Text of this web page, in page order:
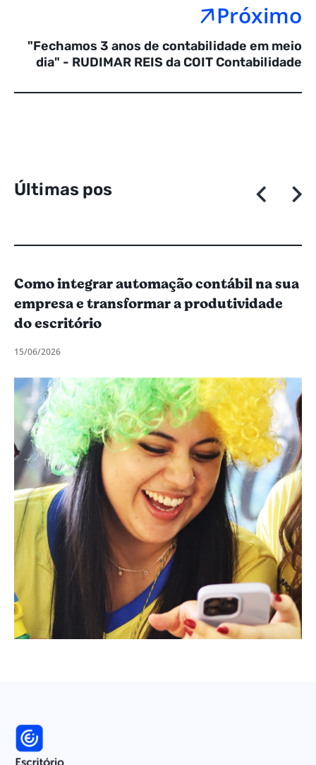
Próximo
"Fechamos 3 anos de contabilidade em meio
dia" - RUDIMAR REIS da COIT Contabilidade
Últimas pos
Como integrar automação contábil na sua
empresa e transformar a produtividade
do escritório
15/06/2026